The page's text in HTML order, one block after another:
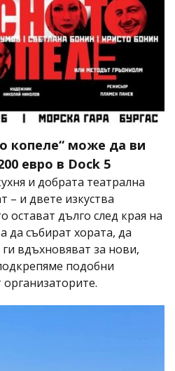
копеле“ може да ви
евро в Dock 5
и добрата театрална
– и двете изкуства
остават дълго след края на
да събират хората, да
вдъхновяват за нови,
подобни